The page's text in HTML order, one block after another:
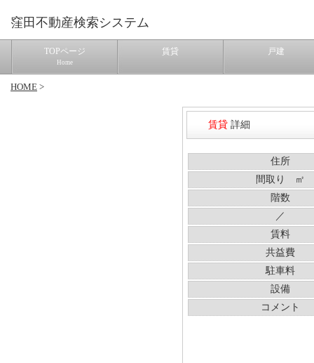
窪田不動産検索システム
TOPページ
Home
賃貸 戸建
HOME >
賃貸 詳細
住所
間取り ㎡
階数
／
賃料
共益費
駐車料
設備
コメント